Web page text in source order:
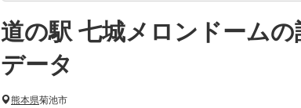
道の駅 七城メロンドームの
データ
熊本県菊池市